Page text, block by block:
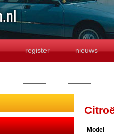
register nieuws
Model